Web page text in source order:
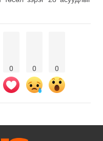
0 0 0